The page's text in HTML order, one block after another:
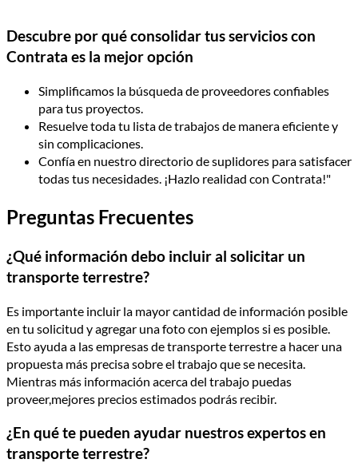
Descubre por qué consolidar tus servicios con
Contrata es la mejor opción
Simplificamos la búsqueda de proveedores confiables
para tus proyectos.
Resuelve toda tu lista de trabajos de manera eficiente y
sin complicaciones.
Confía en nuestro directorio de suplidores para satisfacer
todas tus necesidades. ¡Hazlo realidad con Contrata!"
Preguntas Frecuentes
¿Qué información debo incluir al solicitar un
transporte terrestre?
Es importante incluir la mayor cantidad de información posible
en tu solicitud y agregar una foto con ejemplos si es posible.
Esto ayuda a las empresas de transporte terrestre a hacer una
propuesta más precisa sobre el trabajo que se necesita.
Mientras más información acerca del trabajo puedas
proveer,mejores precios estimados podrás recibir.
¿En qué te pueden ayudar nuestros expertos en
transporte terrestre?